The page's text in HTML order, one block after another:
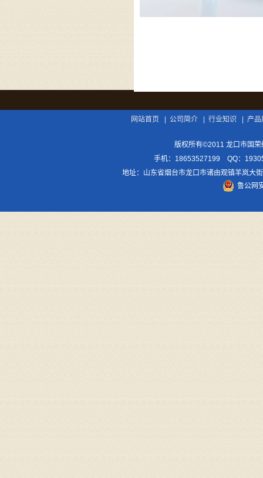
网站首页 公司简介| 行业知识 产品
版权所有©2011 龙口市国
手机：18653527199 QQ：
地址：山东省烟台市龙口市诸由观镇羊岚
鲁公网